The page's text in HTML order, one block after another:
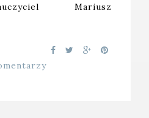
Mariusz